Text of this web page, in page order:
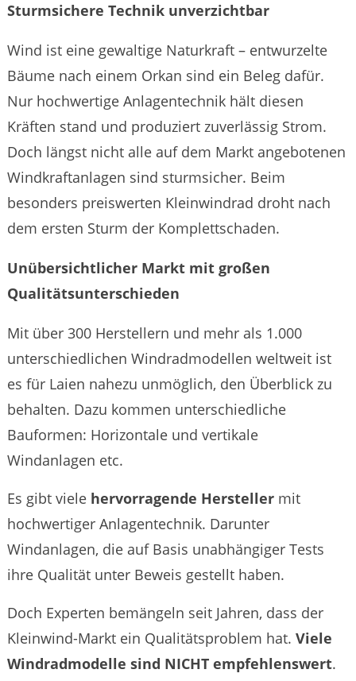
Sturmsichere Technik unverzichtbar
Wind ist eine gewaltige Naturkraft – entwurzelte
Bäume nach einem Orkan sind ein Beleg dafür.
Nur hochwertige Anlagentechnik hält diesen
Kräften stand und produziert zuverlässig Strom.
Doch längst nicht alle auf dem Markt angebotenen
Windkraftanlagen sind sturmsicher. Beim
besonders preiswerten Kleinwindrad droht nach
dem ersten Sturm der Komplettschaden.
Unübersichtlicher Markt mit großen
Qualitätsunterschieden
Mit über 300 Herstellern und mehr als 1.000
unterschiedlichen Windradmodellen weltweit ist
es für Laien nahezu unmöglich, den Überblick zu
behalten. Dazu kommen unterschiedliche
Bauformen: Horizontale und vertikale
Windanlagen etc.
Es gibt viele hervorragende Hersteller mit
hochwertiger Anlagentechnik. Darunter
Windanlagen, die auf Basis unabhängiger Tests
ihre Qualität unter Beweis gestellt haben.
Doch Experten bemängeln seit Jahren, dass der
Kleinwind-Markt ein Qualitätsproblem hat. Viele
Windradmodelle sind NICHT empfehlenswert.